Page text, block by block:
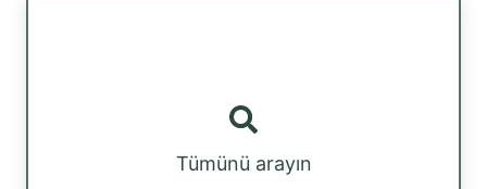
Tümünü arayın